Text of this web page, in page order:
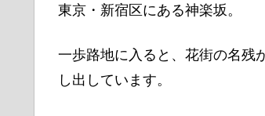
東京・新宿区にある神楽坂。
一歩路地に入ると、花街の名残
し出しています。